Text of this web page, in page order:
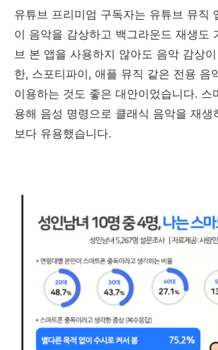
유튜브 프리미엄 구독자는 유튜브 뮤직
이 음악을 감상하고 백그라운드 재생도
브 본 앱을 사용하지 않아도 음악 감상
한, 스포티파이, 애플 뮤직 같은 전용 음
이용하는 것도 좋은 대안이었습니다. 스
용해 음성 명령으로 클래식 음악을 재생
보다 유용했습니다.